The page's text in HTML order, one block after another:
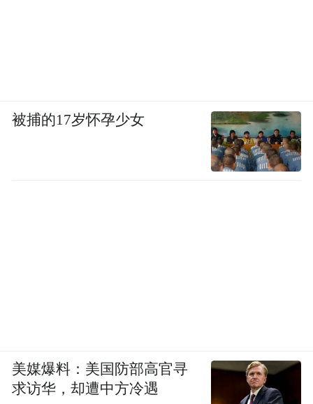
被捕的17岁怀孕少女
美媒爆料：美国防部高官寻
求访华，却遭中方冷遇